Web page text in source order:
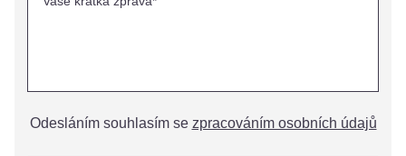
Odesláním souhlasím se zpracováním osobních údajů